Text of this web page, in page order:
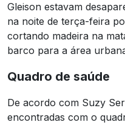
Gleison estavam
na noite de terça-feira
cortando madeira na
barco para a área
Quadro de saúde
De acordo com Suzy
encontradas com o